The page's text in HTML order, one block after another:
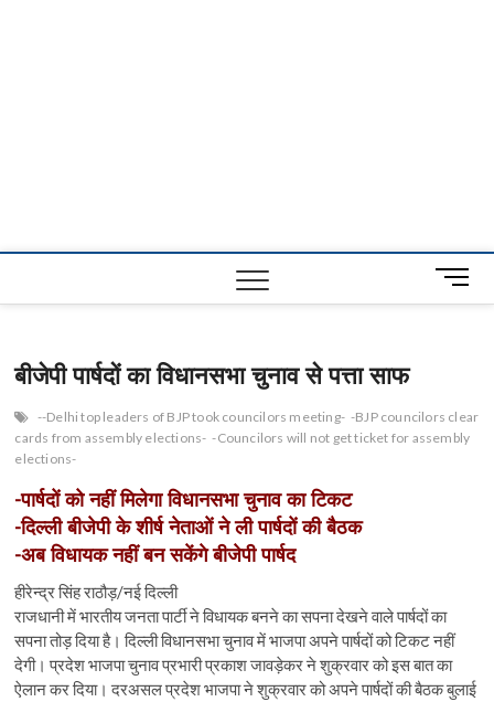
M
e
t
t
बीजेपी पार्षदों का विधानसभा चुनाव से पत्ता साफ
--Delhi top leaders of BJP took councilors meeting- -BJP councilors clear
cards from assembly elections- -Councilors will not get ticket for assembly
elections-
-पार्षदों को नहीं मिलेगा विधानसभा चुनाव का टिकट
-दिल्ली बीजेपी के शीर्ष नेताओं ने ली पार्षदों की बैठक
-अब विधायक नहीं बन सकेंगे बीजेपी पार्षद
हीरेन्द्र सिंह राठौड़/नई दिल्ली
राजधानी में भारतीय जनता पार्टी ने विधायक बनने का सपना देखने वाले पार्षदों का
सपना तोड़ दिया है। दिल्ली विधानसभा चुनाव में भाजपा अपने पार्षदों को टिकट नहीं
देगी। प्रदेश भाजपा चुनाव प्रभारी प्रकाश जावड़ेकर ने शुक्रवार को इस बात का
ऐलान कर दिया। दरअसल प्रदेश भाजपा ने शुक्रवार को अपने पार्षदों की बैठक बुलाई